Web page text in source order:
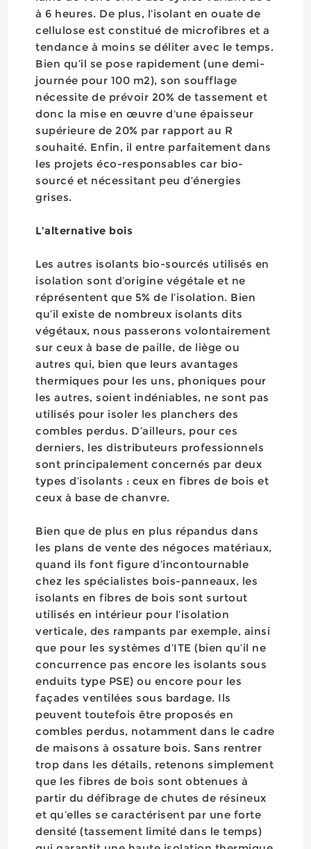
à 6 heures. De plus, l’isolant en ouate de
cellulose est constitué de microfibres et a
tendance à moins se déliter avec le temps.
Bien qu’il se pose rapidement (une demi-
journée pour 100 m2), son soufflage
nécessite de prévoir 20% de tassement et
donc la mise en œuvre d'une épaisseur
supérieure de 20% par rapport au R
souhaité. Enfin, il entre parfaitement dans
les projets éco-responsables car bio-
sourcé et nécessitant peu d’énergies
grises.
L’alternative bois
Les autres isolants bio-sourcés utilisés en
isolation sont d’origine végétale et ne
réprésentent que 5% de l’isolation. Bien
qu’il existe de nombreux isolants dits
végétaux, nous passerons volontairement
sur ceux à base de paille, de liège ou
autres qui, bien que leurs avantages
thermiques pour les uns, phoniques pour
les autres, soient indéniables, ne sont pas
utilisés pour isoler les planchers des
combles perdus. D’ailleurs, pour ces
derniers, les distributeurs professionnels
sont principalement concernés par deux
types d’isolants : ceux en fibres de bois et
ceux à base de chanvre.
Bien que de plus en plus répandus dans
les plans de vente des négoces matériaux,
quand ils font figure d’incontournable
chez les spécialistes bois-panneaux, les
isolants en fibres de bois sont surtout
utilisés en intérieur pour l’isolation
verticale, des rampants par exemple, ainsi
que pour les systèmes d’ITE (bien qu’il ne
concurrence pas encore les isolants sous
enduits type PSE) ou encore pour les
façades ventilées sous bardage. Ils
peuvent toutefois être proposés en
combles perdus, notamment dans le cadre
de maisons à ossature bois. Sans rentrer
trop dans les détails, retenons simplement
que les fibres de bois sont obtenues à
partir du défibrage de chutes de résineux
et qu’elles se caractérisent par une forte
densité (tassement limité dans le temps)